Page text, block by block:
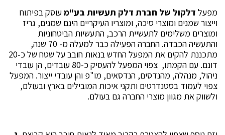
מפעל דלקול של חברת דלק תעשיות בע"מ עוסק בפיתוח
וייצור שמנים ומוצרי סיכה, ומוצריו העיקריים הינם שמנים, גריז
ומוצרים משלימים לתעשיית הרכב, התעשיות הביטחוניות
והתעשיה הכבדה. החברה הפעילה כבר למעלה מ- 70 שנה,
מתכננת להקים את המפעל החדש בנאות חובב על שטח של כ-20
דונם. עם הקמתו, צפוי המפעל להעסיק כ-80 עובדים, הן עובדי
ניהול, מנהלה, מהנדסים, הנדסאים, מו"פ והן עובדי ייצור. המפעל
צפוי לעמוד בסטנדרטים ותקני איכות המובילים בארץ ובעולם,
ולשווק את מגוון מוצרי החברה גם בעולם.